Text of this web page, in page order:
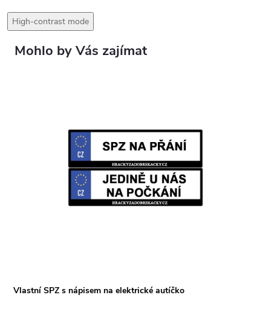
High-contrast mode
Vlastní SPZ s nápisem na elektrické autíčko